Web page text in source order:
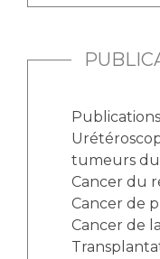
tumeurs du
Cancer du
Cancer de
Cancer de